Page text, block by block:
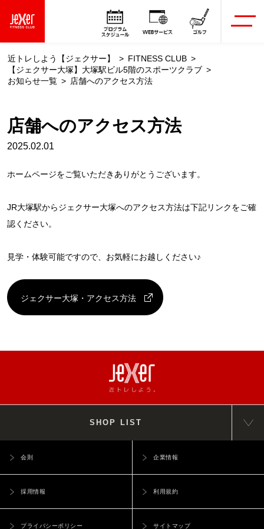
近トレしよう【ジェクサー】
FITNESS CLUB
【ジェクサー大塚】大塚駅ビル5階のスポーツクラブ
お知らせ一覧
店舗へのアクセス方法
店舗へのアクセス方法
2025.02.01
ホームページをご覧いただきありがとうございます。
JR大塚駅からジェクサー大塚へのアクセス方法は下記リンクをご確
認ください。
見学・体験可能ですので、お気軽にお越しください♪
ジェクサー大塚・アクセス方法
SHOP LIST
会則 企業情報
採用情報 利用規約
プライバシーポリシー サイトマップ